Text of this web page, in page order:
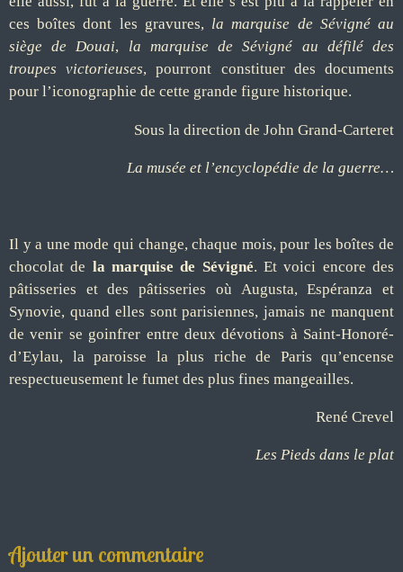
ces boîtes dont les gravures, la marquise de Sévigné au
siège de Douai, la marquise de Sévigné au défilé des
troupes victorieuses, pourront constituer des documents
pour l’iconographie de cette grande figure historique.
Sous la direction de John Grand-Carteret
La musée et l’encyclopédie de la guerre…
Il y a une mode qui change, chaque mois, pour les boîtes de
chocolat de la marquise de Sévigné. Et voici encore des
pâtisseries et des pâtisseries où Augusta, Espéranza et
Synovie, quand elles sont parisiennes, jamais ne manquent
de venir se goinfrer entre deux dévotions à Saint-Honoré-
d’Eylau, la paroisse la plus riche de Paris qu’encense
respectueusement le fumet des plus fines mangeailles.
René Crevel
Les Pieds dans le plat
Ajouter un commentaire